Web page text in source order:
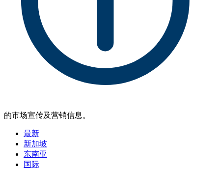
的市场宣传及营销信息。
最新
新加坡
东南亚
国际